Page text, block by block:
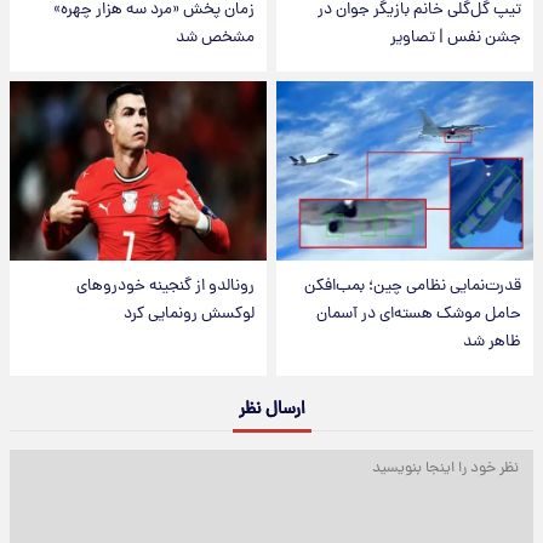
تیپ گل‌گلی خانم بازیگر جوان در
جشن نفس | تصاویر
زمان پخش «مرد سه هزار چهره»
مشخص شد
قدرت‌نمایی نظامی چین؛ بمب‌افکن
حامل موشک هسته‌ای در آسمان
ظاهر شد
رونالدو از گنجینه خودروهای
لوکسش رونمایی کرد
ارسال نظر